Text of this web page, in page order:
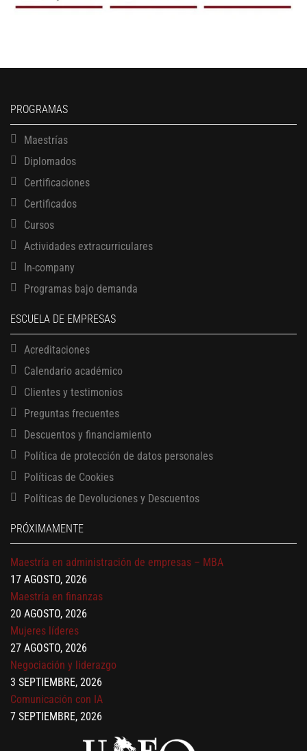
PROGRAMAS
Maestrías
Diplomados
Certificaciones
Certificados
Cursos
Actividades extracurriculares
In-company
Programas bajo demanda
ESCUELA DE EMPRESAS
Acreditaciones
Calendario académico
Clientes y testimonios
Preguntas frecuentes
Descuentos y financiamiento
Política de protección de datos personales
Políticas de Cookies
Políticas de Devoluciones y Descuentos
PRÓXIMAMENTE
13 AGOSTO, 2026
Finanzas para no financieros
17 AGOSTO, 2026
Gerencia de empresas familiares
17 AGOSTO, 2026
Maestría en administración de empresas – MBA
17 AGOSTO, 2026
Maestría en finanzas
20 AGOSTO, 2026
Mujeres líderes
27 AGOSTO, 2026
Negociación y liderazgo
3 SEPTIEMBRE, 2026
Comunicación con IA
7 SEPTIEMBRE, 2026
Gobernanza de datos
Finanzas para no financieros